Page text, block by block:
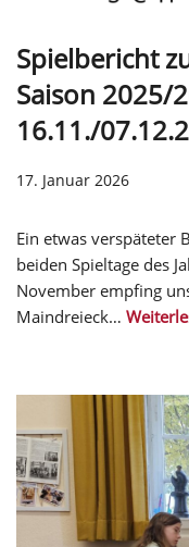
Spielbericht
Saison 2025/
16.11./
17. Januar 2026
Ein etwas verspäteter
beiden Spieltage des
November empfing
Maindreieck…